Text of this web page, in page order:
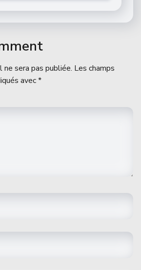
sera pas publiée. Les champs
avec*